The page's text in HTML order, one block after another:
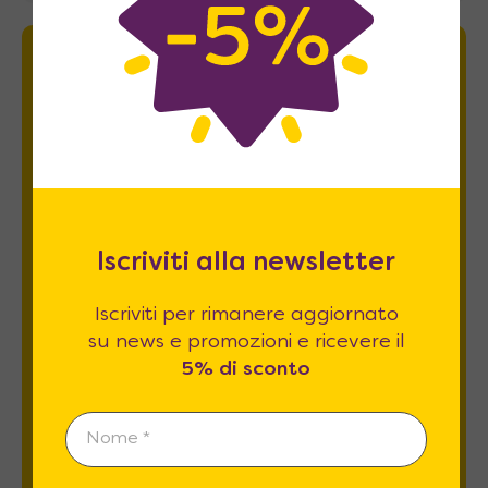
Newsletter
Iscriviti per rimanere aggiornato su news
relativamente alpunto 2 A e Bdell'informativa
privacy *
Iscriviti alla newsletter
Iscriviti per rimanere aggiornato
su news e promozioni e ricevere il
5% di sconto